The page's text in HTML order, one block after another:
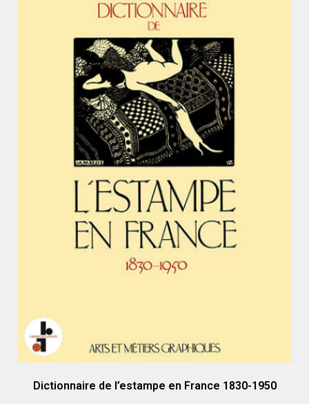
Dictionnaire de l’estampe en France 1830-1950